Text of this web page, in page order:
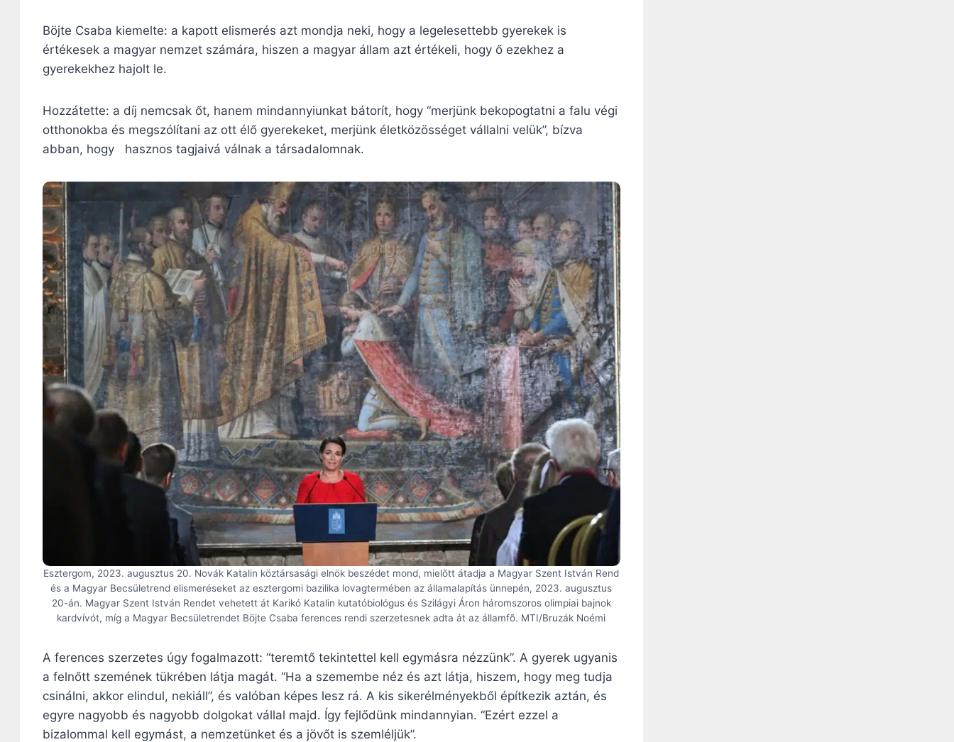
Böjte Csaba kiemelte: a kapott elismerés azt mondja neki, hogy a legelesettebb gyerekek is
értékesek a magyar nemzet számára, hiszen a magyar állam azt értékeli, hogy ő ezekhez a
gyerekekhez hajolt le.
Hozzátette: a díj nemcsak őt, hanem mindannyiunkat bátorít, hogy “merjünk bekopogtatni a falu végi
otthonokba és megszólítani az ott élő gyerekeket, merjünk életközösséget vállalni velük”, bízva
abban, hogy hasznos tagjaivá válnak a társadalomnak.
Esztergom, 2023. augusztus 20. Novák Katalin köztársasági elnök beszédet mond, mielõtt átadja a Magyar Szent István Rend
és a Magyar Becsületrend elismeréseket az esztergomi bazilika lovagtermében az államalapítás ünnepén, 2023. augusztus
20-án. Magyar Szent István Rendet vehetett át Karikó Katalin kutatóbiológus és Szilágyi Áron háromszoros olimpiai bajnok
kardvívót, míg a Magyar Becsületrendet Böjte Csaba ferences rendi szerzetesnek adta át az államfõ. MTI/Bruzák Noémi
A ferences szerzetes úgy fogalmazott: “teremtő tekintettel kell egymásra nézzünk”. A gyerek ugyanis
a felnőtt szemének tükrében látja magát. “Ha a szemembe néz és azt látja, hiszem, hogy meg tudja
csinálni, akkor elindul, nekiáll”, és valóban képes lesz rá. A kis sikerélményekből építkezik aztán, és
egyre nagyobb és nagyobb dolgokat vállal majd. Így fejlődünk mindannyian. “Ezért ezzel a
bizalommal kell egymást, a nemzetünket és a jövőt is szemléljük”.